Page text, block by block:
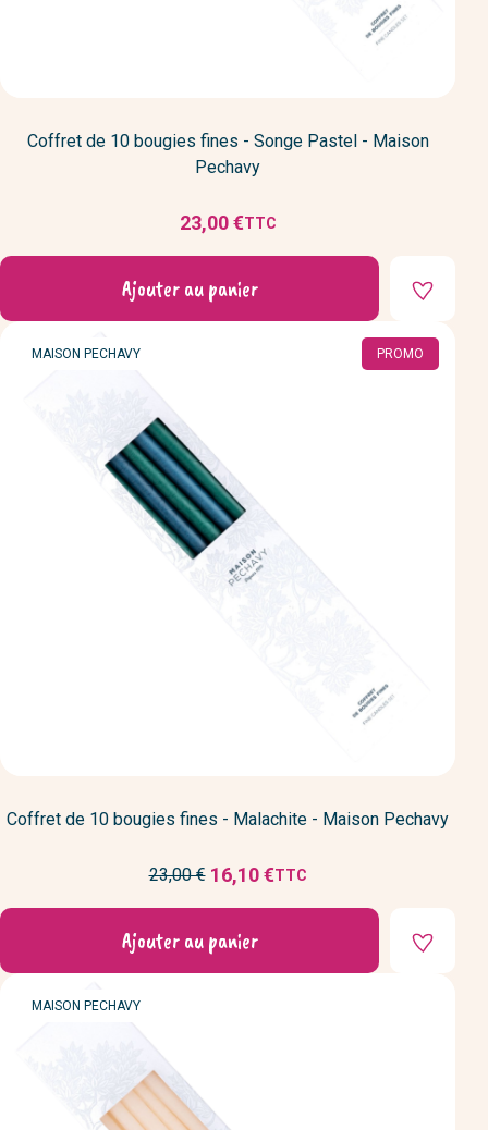
Coffret de 10 bougies fines - Songe Pastel - Maison
Pechavy
Prix
23,00 €TTC
Ajouter au panier
MARQUE
MAISON PECHAVY PROMO
Coffret de 10 bougies fines - Malachite - Maison Pechavy
Prix
base
23,00 €
Prix
réduit
16,10 €TTC
Ajouter au panier
MARQUE
MAISON PECHAVY